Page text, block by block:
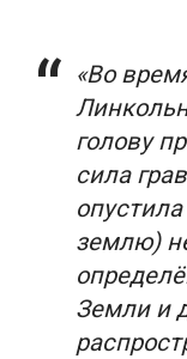
«Во
голову
сила
землю)
Земли и